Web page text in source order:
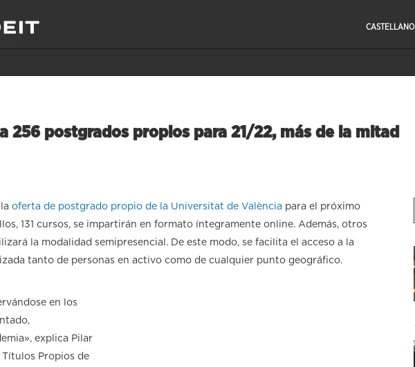
CASTELLANO
256 postgrados propios para 21/22, más de la mitad
oferta de postgrado propio de la Universitat de València para el próximo
131 cursos, se impartirán en formato íntegramente online. Además, otros
la modalidad semipresencial. De este modo, se facilita el acceso a la
tanto de personas en activo como de cualquier punto geográfico.
en los
explica Pilar
Títulos Propios de